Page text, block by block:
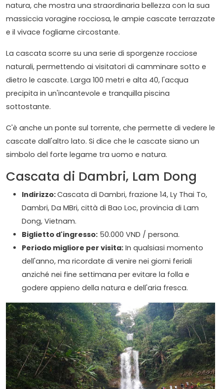
natura, che mostra una straordinaria bellezza con la sua
massiccia voragine rocciosa, le ampie cascate terrazzate
e il vivace fogliame circostante.
La cascata scorre su una serie di sporgenze rocciose
naturali, permettendo ai visitatori di camminare sotto e
dietro le cascate. Larga 100 metri e alta 40, l'acqua
precipita in un'incantevole e tranquilla piscina
sottostante.
C'è anche un ponte sul torrente, che permette di vedere le
cascate dall'altro lato. Si dice che le cascate siano un
simbolo del forte legame tra uomo e natura.
Cascata di Dambri, Lam Dong
Indirizzo:Cascata di Dambri, frazione 14, Ly Thai To,
Dambri, Da MBri, città di Bao Loc, provincia di Lam
Dong, Vietnam.
Biglietto d'ingresso: 50.000 VND / persona.
Periodo migliore per visita: In qualsiasi momento
dell'anno, ma ricordate di venire nei giorni feriali
anziché nei fine settimana per evitare la folla e
godere appieno della natura e dell'aria fresca.